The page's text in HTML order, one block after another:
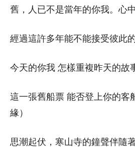
舊，人已不是當年的你我。心
經過這許多年能不能接受彼此
今天的你我 怎樣重複昨天的故
這一張舊船票 能否登上你的客
緣）
思潮起伏，寒山寺的鐘聲伴隨